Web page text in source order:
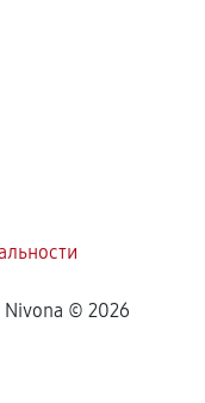
Nivona © 2026